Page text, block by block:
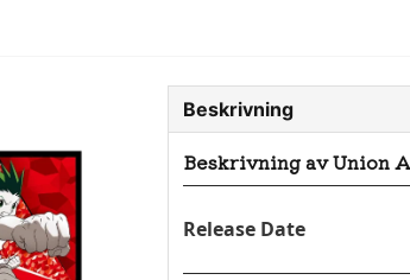
Beskrivning
Beskrivning av Union
Release Date